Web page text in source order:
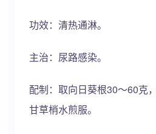
功效：清热通淋。
主治：尿路感染。
配制：取向日葵根30～60克
甘草梢水煎服。